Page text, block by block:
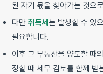
된 자기 몫을 찾아가는 것으
다만 취득세 는 발생할 수 있
필요합니다.
이후 그 부동산을 양도할 때의
정할 때 세무 검토를 함께 받